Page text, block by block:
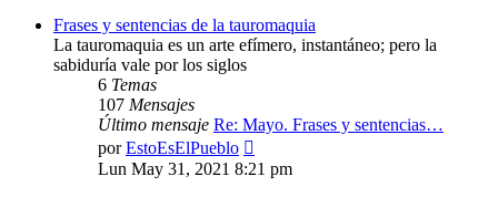
Frases y sentencias de la tauromaquia
La tauromaquia es un arte efímero, instantáneo; pero la
sabiduría vale por los siglos
6 Temas
107 Mensajes
Último mensaje Re: Mayo. Frases y sentencias…
porEstoEsElPueblo
último
mensaje
Lun May 31, 2021 8:21 pm